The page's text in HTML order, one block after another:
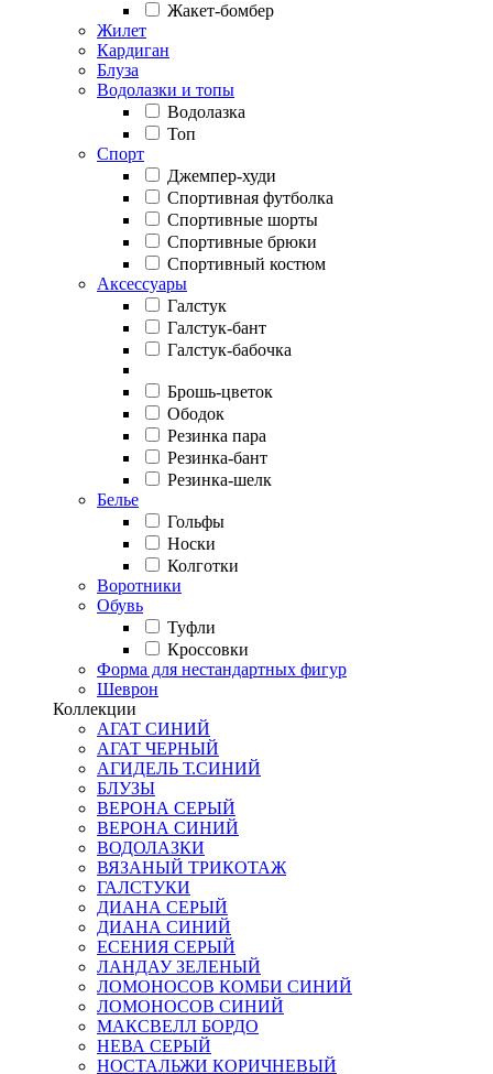
Жакет-бомбер
Жилет
Кардиган
Блуза
Водолазки и топы
Водолазка
Топ
Спорт
Джемпер-худи
Спортивная футболка
Спортивные шорты
Спортивные брюки
Спортивный костюм
Аксессуары
Галстук
Галстук-бант
Галстук-бабочка
Брошь-цветок
Ободок
Резинка пара
Резинка-бант
Резинка-шелк
Белье
Гольфы
Носки
Колготки
Воротники
Обувь
Туфли
Кроссовки
Форма для нестандартных фигур
Шеврон
Коллекции
АГАТ СИНИЙ
АГАТ ЧЕРНЫЙ
АГИДЕЛЬ Т.СИНИЙ
БЛУЗЫ
ВЕРОНА СЕРЫЙ
ВЕРОНА СИНИЙ
ВОДОЛАЗКИ
ВЯЗАНЫЙ ТРИКОТАЖ
ГАЛСТУКИ
ДИАНА СЕРЫЙ
ДИАНА СИНИЙ
ЕСЕНИЯ СЕРЫЙ
ЛАНДАУ ЗЕЛЕНЫЙ
ЛОМОНОСОВ КОМБИ СИНИЙ
ЛОМОНОСОВ СИНИЙ
МАКСВЕЛЛ БОРДО
НЕВА СЕРЫЙ
НОСТАЛЬЖИ КОРИЧНЕВЫЙ